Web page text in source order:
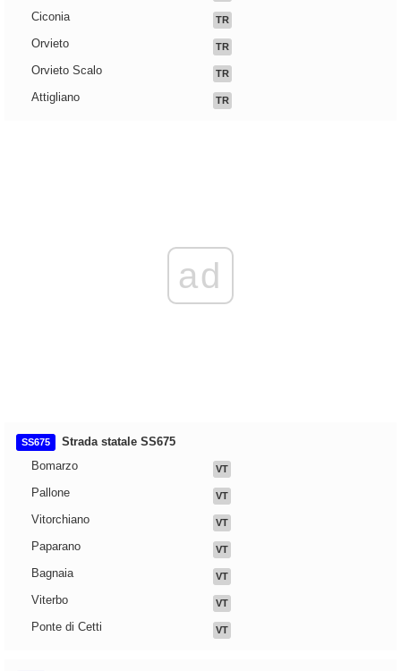
Ciconia TR
Orvieto TR
Orvieto Scalo TR
Attigliano TR
ad
SS675
Strada statale SS675
Bomarzo
VT
Pallone VT
Vitorchiano VT
Paparano VT
Bagnaia VT
Viterbo VT
Ponte di Cetti VT